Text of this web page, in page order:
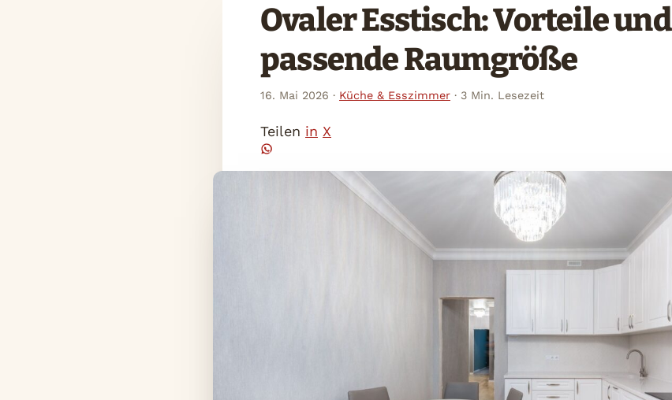
Ovaler Esstisch: Vorteile und
passende Raumgröße
16. Mai 2026 · Küche & Esszimmer · 3 Min. Lesezeit
Teilen in X